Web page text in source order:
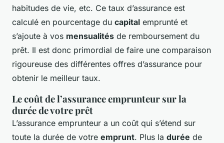
habitudes de vie, etc. Ce taux d’assurance est
calculé en pourcentage du capital emprunté et
s’ajoute à vos mensualités de remboursement du
prêt. Il est donc primordial de faire une comparaison
rigoureuse des différentes offres d’assurance pour
obtenir le meilleur taux.
Le coût de l’assurance emprunteur sur la
durée de votre prêt
L’assurance emprunteur a un coût qui s’étend sur
toute la durée de votre emprunt. Plus la durée de